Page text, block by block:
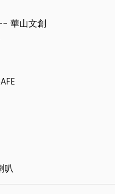
華山文創
叭